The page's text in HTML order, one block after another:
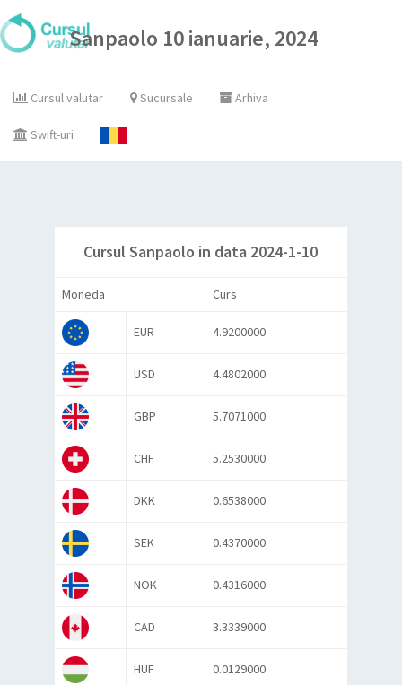
Sanpaolo 10 ianuarie, 2024
Cursul valutar Sucursale Arhiva
Swift-uri
Cursul Sanpaolo in data 2024-1-10
Moneda Curs
EUR 4.9200000
USD 4.4802000
GBP 5.7071000
CHF 5.2530000
DKK 0.6538000
SEK 0.4370000
NOK 0.4316000
CAD 3.3339000
HUF 0.0129000